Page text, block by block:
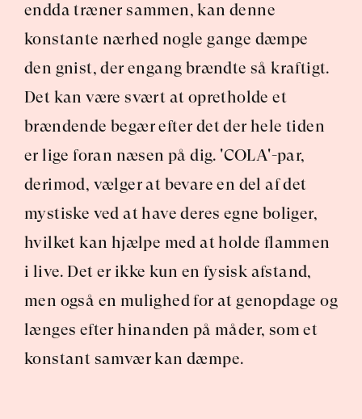
endda træner sammen, kan denne
konstante nærhed nogle gange dæmpe
den gnist, der engang brændte så kraftigt.
Det kan være svært at opretholde et
brændende begær efter det der hele tiden
er lige foran næsen på dig. 'COLA'-par,
derimod, vælger at bevare en del af det
mystiske ved at have deres egne boliger,
hvilket kan hjælpe med at holde flammen
i live. Det er ikke kun en fysisk afstand,
men også en mulighed for at genopdage og
længes efter hinanden på måder, som et
konstant samvær kan dæmpe.